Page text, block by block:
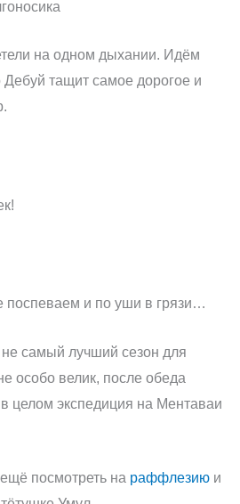
на одном дыхании. Идём
тащит самое дорогое и
поспеваем и по уши в грязи…
самый лучший сезон для
особо велик, после обеда
целом экспедиция на Ментаваи
посмотреть на раффлезию и